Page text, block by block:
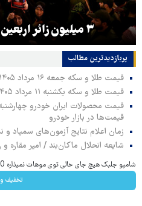
۳ میلیون زائر اربعین به کشور بازگشتند
پربازدیدترین‌ مطالب
قیمت طلا و سکه جمعه ۱۶ مرداد ۱۴۰۵/ طلای ۱۸ عیار امروز چند؟
قیمت طلا و سکه یکشنبه ۱۱ مرداد ۱۴۰۵/ ریزش سنگین سکه امامی
قیمت‌ها در بازار خودرو
زمان اعلام نتایج آزمون‌های سمپاد
شایعه انحلال ماکان‌بند / امیر مقاره
شامپو جلبک هیچ جای خالی توی موهات نمیذاره 40%تخفیف
تخفیف